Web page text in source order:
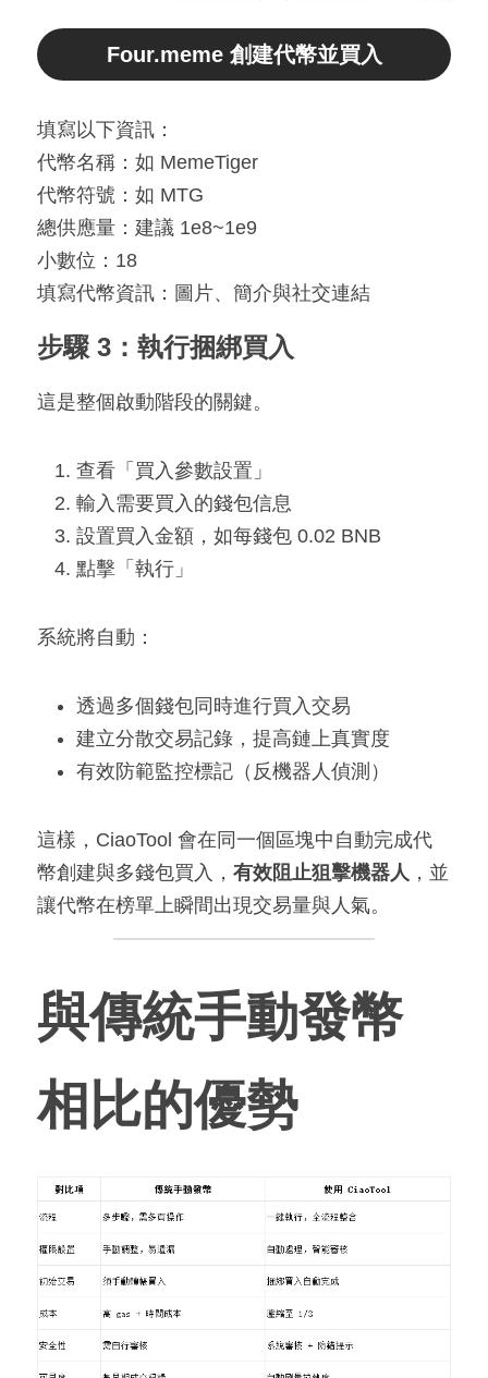
Four.meme 創建代幣並買入
填寫以下資訊：
代幣名稱：如 MemeTiger
代幣符號：如 MTG
總供應量：建議 1e8~1e9
小數位：18
填寫代幣資訊：圖片、簡介與社交連結
步驟 3：執行捆綁買入
這是整個啟動階段的關鍵。
查看「買入參數設置」
輸入需要買入的錢包信息
設置買入金額，如每錢包 0.02 BNB
點擊「執行」
系統將自動：
透過多個錢包同時進行買入交易
建立分散交易記錄，提高鏈上真實度
有效防範監控標記（反機器人偵測）
這樣，CiaoTool 會在同一個區塊中自動完成代
幣創建與多錢包買入， 有效阻止狙擊機器人 ，並
讓代幣在榜單上瞬間出現交易量與人氣。
與傳統手動發幣
相比的優勢